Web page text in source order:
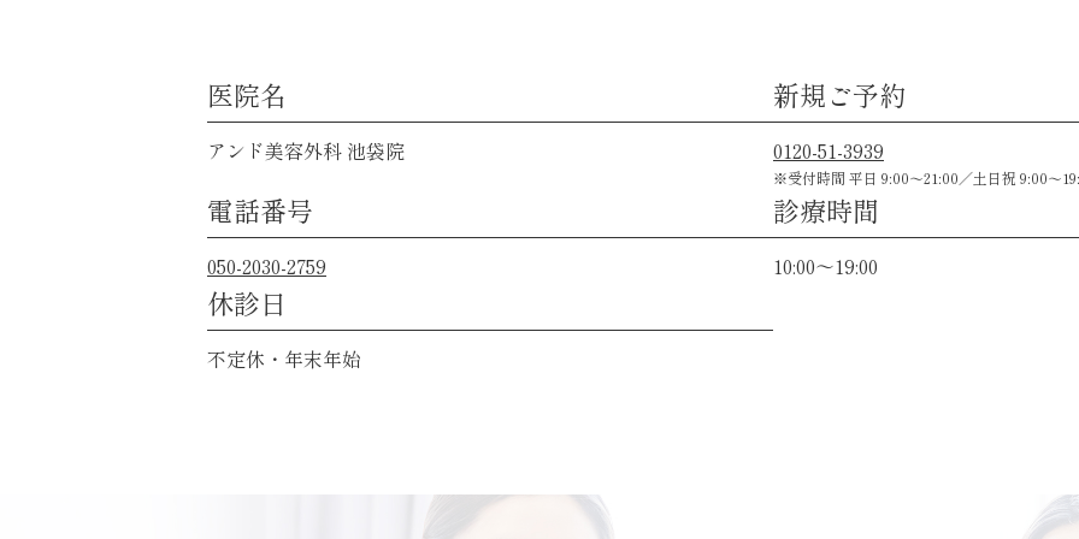
医院名
アンド美容外科 池袋院
新規ご予約
0120-51-3939
※受付時間 平日 9:00〜21:00／土日祝 9:00〜
電話番号
050-2030-2759
診療時間
10:00～19:00
休診日
不定休・年末年始